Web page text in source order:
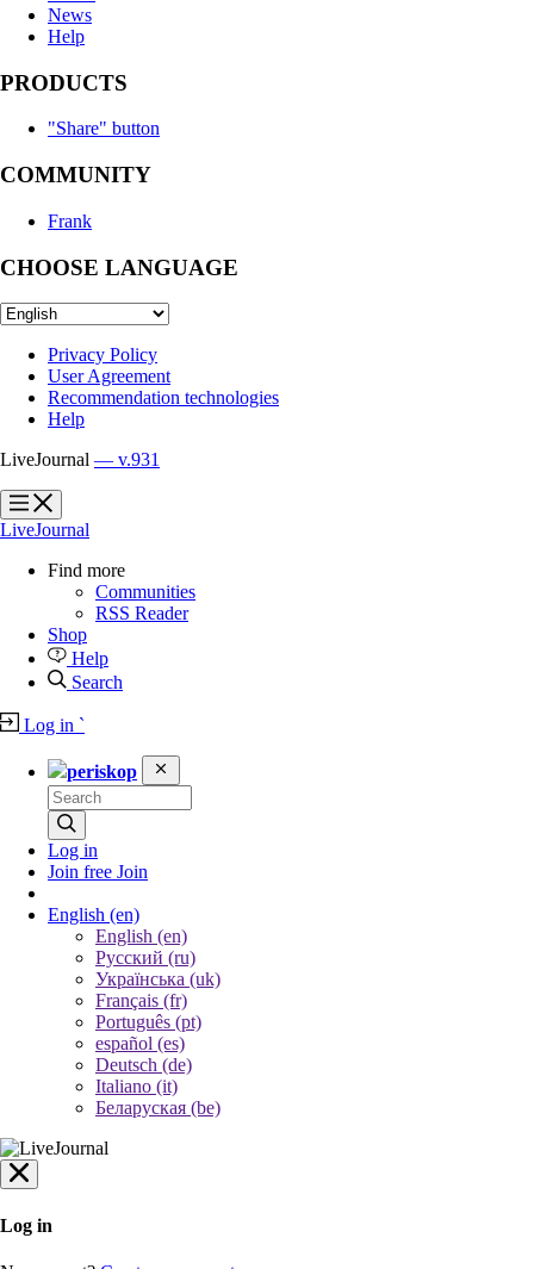
News
Help
PRODUCTS
"Share" button
COMMUNITY
Frank
CHOOSE LANGUAGE
Privacy Policy
User Agreement
Recommendation technologies
Help
LiveJournal — v.931
?
?
LiveJournal
Find more
Communities
RSS Reader
Shop
Help
Search
Log in `
periskop
Log in
Join free Join
English (en)
English (en)
Русский (ru)
Українська (uk)
Français (fr)
Português (pt)
español (es)
Deutsch (de)
Italiano (it)
Беларуская (be)
Log in